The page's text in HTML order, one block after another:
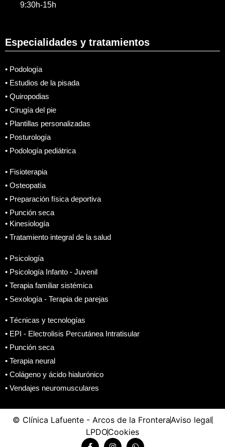
9:30h-15h
Especialidades y tratamientos
• Podología
• Estudios de la pisada
• Quiropodias
• Cirugía del pie
• Plantillas personalizadas
• Posturología
• Podología pediátrica
• Fisioterapia
• Osteopatía
• Preparación física deportiva
• Punción seca
• Kinesiología
• Tratamiento integral de la salud
• Psicología
• Psicología Infanto - Juvenil
• Terapia familiar sistémica
• Sexología - Terapia de parejas
• Técnicas y tecnologías
• EPI - Electrolisis Percutánea Intratisular
• Punción seca
• Terapia neural
• Colágeno y ácido hialurónico
• Vendajes neuromusculares
© Clínica Lafuente - Arcos de la FronteraAviso legal
LPDOCookies